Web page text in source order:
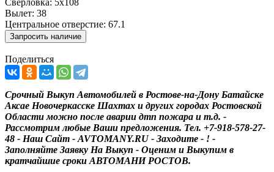
Вылет: 38
Центральное отверстие: 67.1
Поделиться
Срочный Выкуп Автомобилей в Ростове-на-Дону Батайске
Аксае Новочеркасске Шахтах и других городах Ростовской
Области можно после аварии дтп пожара и т.д. -
Рассмотрим любые Ваши предложения. Тел. +7-918-578-27-
48 - Наш Сайт - AVTOMANY.RU - Заходите - ! -
Заполняйте Заявку На Выкуп - Оценим и Выкупим в
кратчайшие сроки АВТОМАНИ РОСТОВ.